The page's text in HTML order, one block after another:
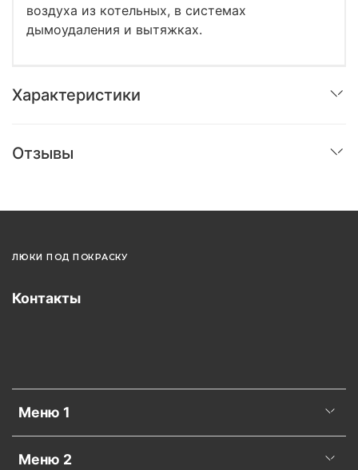
воздуха из котельных, в системах
дымоудаления и вытяжках.
Характеристики
Отзывы
ЛЮКИ ПОД ПОКРАСКУ
Меню 1
Меню 2
Контакты